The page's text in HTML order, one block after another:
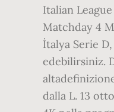
Italian
Matchday 4
İtalya Serie
edebilirsiniz.
dalla L. 13